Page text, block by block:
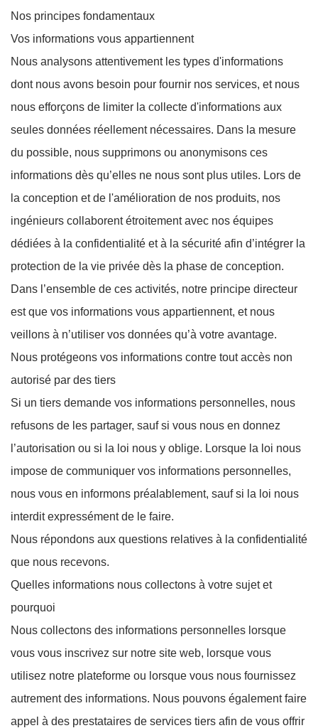
Nos principes fondamentaux
Vos informations vous appartiennent
Nous analysons attentivement les types d'informations
dont nous avons besoin pour fournir nos services, et nous
nous efforçons de limiter la collecte d'informations aux
seules données réellement nécessaires. Dans la mesure
du possible, nous supprimons ou anonymisons ces
informations dès qu’elles ne nous sont plus utiles. Lors de
la conception et de l'amélioration de nos produits, nos
ingénieurs collaborent étroitement avec nos équipes
dédiées à la confidentialité et à la sécurité afin d’intégrer la
protection de la vie privée dès la phase de conception.
Dans l’ensemble de ces activités, notre principe directeur
est que vos informations vous appartiennent, et nous
veillons à n’utiliser vos données qu’à votre avantage.
Nous protégeons vos informations contre tout accès non
autorisé par des tiers
Si un tiers demande vos informations personnelles, nous
refusons de les partager, sauf si vous nous en donnez
l’autorisation ou si la loi nous y oblige. Lorsque la loi nous
impose de communiquer vos informations personnelles,
nous vous en informons préalablement, sauf si la loi nous
interdit expressément de le faire.
Nous répondons aux questions relatives à la confidentialité
que nous recevons.
Quelles informations nous collectons à votre sujet et
pourquoi
Nous collectons des informations personnelles lorsque
vous vous inscrivez sur notre site web, lorsque vous
utilisez notre plateforme ou lorsque vous nous fournissez
autrement des informations. Nous pouvons également faire
appel à des prestataires de services tiers afin de vous offrir